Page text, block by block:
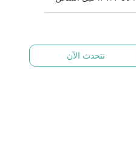
نتحدث الآن